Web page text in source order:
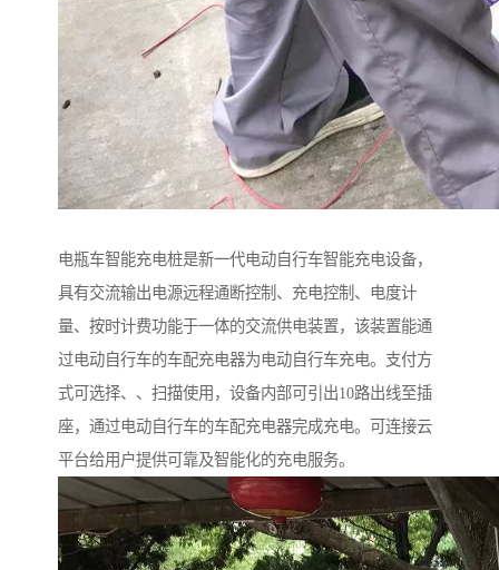
电瓶车智能充电桩是新一代电动自行车智能充电设备，
具有交流输出电源远程通断控制、充电控制、电度计
量、按时计费功能于一体的交流供电装置，该装置能通
过电动自行车的车配充电器为电动自行车充电。支付方
式可选择、、扫描使用，设备内部可引出10路出线至插
座，通过电动自行车的车配充电器完成充电。可连接云
平台给用户提供可靠及智能化的充电服务。